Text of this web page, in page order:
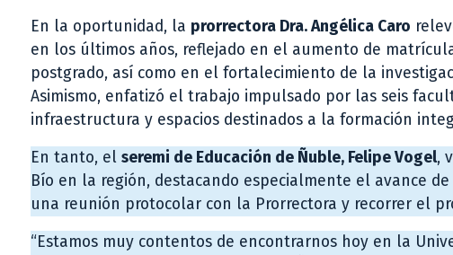
En la oportunidad, la prorrectora Dra. Angélica Caro
en los últimos años, reflejado en el aumento de
postgrado, así como en el fortalecimiento de la
Asimismo, enfatizó el trabajo impulsado por las seis
infraestructura y espacios destinados a la formación
En tanto, el seremi de Educación de Ñuble, Felipe Vogel,
Bío en la región, destacando especialmente el avance
una reunión protocolar con la Prorrectora y recorrer el
“Estamos muy contentos de encontrarnos hoy en la